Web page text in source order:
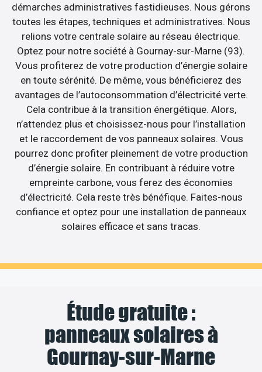
démarches administratives fastidieuses. Nous gérons
toutes les étapes, techniques et administratives. Nous
relions votre centrale solaire au réseau électrique.
Optez pour notre société à Gournay-sur-Marne (93).
Vous profiterez de votre production d’énergie solaire
en toute sérénité. De même, vous bénéficierez des
avantages de l’autoconsommation d’électricité verte.
Cela contribue à la transition énergétique. Alors,
n’attendez plus et choisissez-nous pour l’installation
et le raccordement de vos panneaux solaires. Vous
pourrez donc profiter pleinement de votre production
d’énergie solaire. En contribuant à réduire votre
empreinte carbone, vous ferez des économies
d’électricité. Cela reste très bénéfique. Faites-nous
confiance et optez pour une installation de panneaux
solaires efficace et sans tracas.
Étude gratuite :
panneaux solaires à
Gournay-sur-Marne